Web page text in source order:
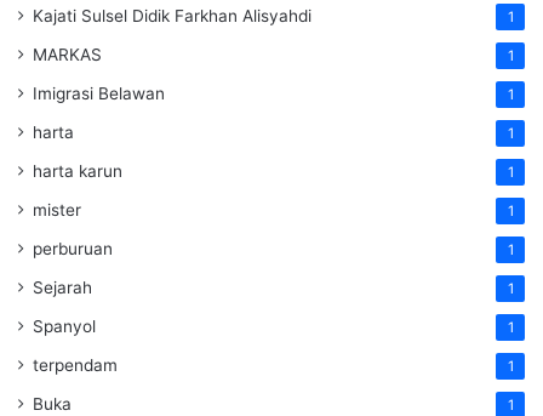
Kajati Sulsel Didik Farkhan Alisyahdi 1
MARKAS 1
Imigrasi Belawan 1
harta 1
harta karun 1
mister 1
perburuan 1
Sejarah 1
Spanyol 1
terpendam 1
Buka 1